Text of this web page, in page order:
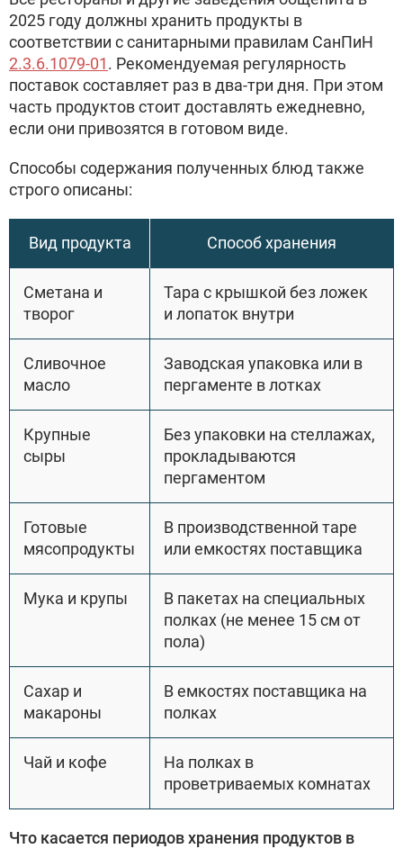
2025 году должны хранить продукты в
соответствии с санитарными правилам СанПиН
2.3.6.1079-01. Рекомендуемая регулярность
поставок составляет раз в два-три дня. При этом
часть продуктов стоит доставлять ежедневно,
если они привозятся в готовом виде.
Способы содержания полученных блюд также
строго описаны:
Вид продукта Способ хранения
Сметана и
творог
Тара с крышкой без ложек
и лопаток внутри
Сливочное
масло
Заводская упаковка или в
пергаменте в лотках
Крупные
сыры
Без упаковки на стеллажах,
прокладываются
пергаментом
Готовые
мясопродукты
В производственной таре
или емкостях поставщика
Мука и крупы
В пакетах на специальных
полках (не менее 15 см от
пола)
Сахар и
макароны
В емкостях поставщика на
полках
Чай и кофе
На полках в
проветриваемых комнатах
Что касается периодов хранения продуктов в